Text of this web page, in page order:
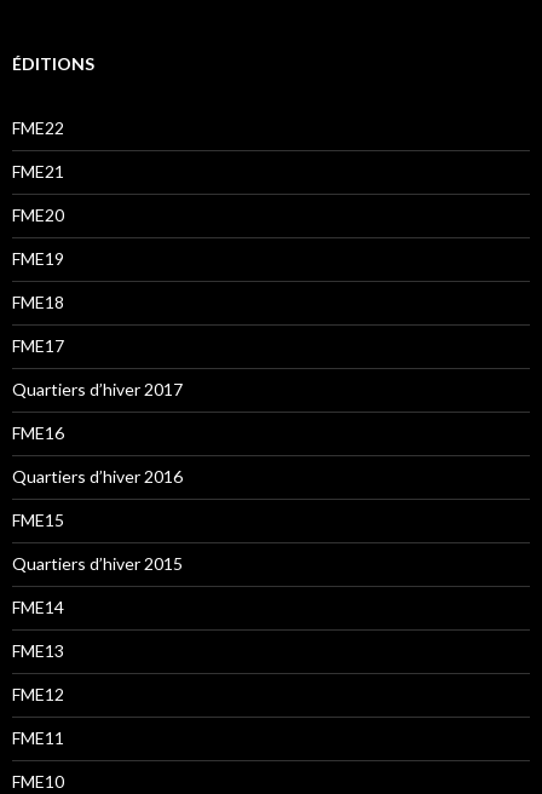
ÉDITIONS
FME22
FME21
FME20
FME19
FME18
FME17
Quartiers d’hiver 2017
FME16
Quartiers d’hiver 2016
FME15
Quartiers d’hiver 2015
FME14
FME13
FME12
FME11
FME10